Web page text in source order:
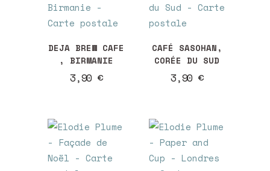
DEJA BREW CAFE
, BIRMANIE
3,90 €
CAFÉ SASOHAN,
CORÉE DU SUD
3,90 €